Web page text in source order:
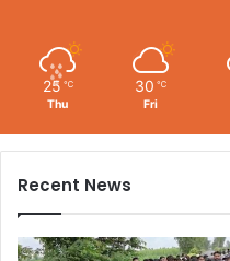
25 ℃
Thu
30 ℃
Fri
Recent News